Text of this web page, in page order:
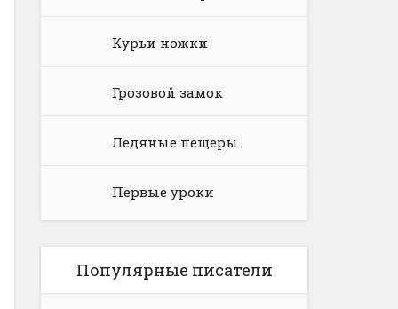
Курьи ножки
Грозовой замок
Ледяные пещеры
Первые уроки
Популярные писатели